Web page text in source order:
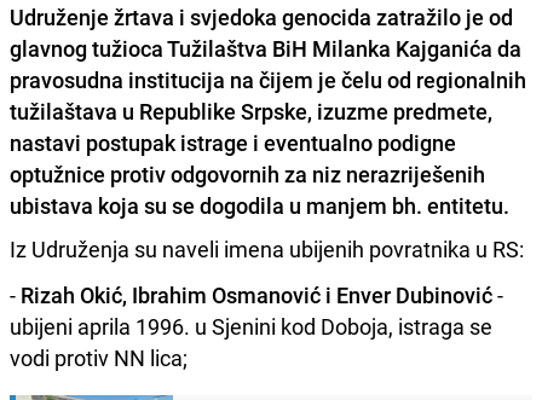
Udruženje žrtava i svjedoka genocida zatražilo je od
glavnog tužioca Tužilaštva BiH Milanka Kajganića da
pravosudna institucija na čijem je čelu od regionalnih
tužilaštava u Republike Srpske, izuzme predmete,
nastavi postupak istrage i eventualno podigne
optužnice protiv odgovornih za niz nerazriješenih
ubistava koja su se dogodila u manjem bh. entitetu.
Iz Udruženja su naveli imena ubijenih povratnika u RS:
- Rizah Okić, Ibrahim Osmanović i Enver Dubinović-
ubijeni aprila 1996. u Sjenini kod Doboja, istraga se
vodi protiv NN lica;